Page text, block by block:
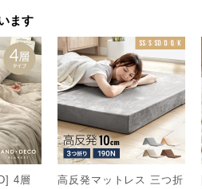
ます
4層
高反発マットレス 三つ折